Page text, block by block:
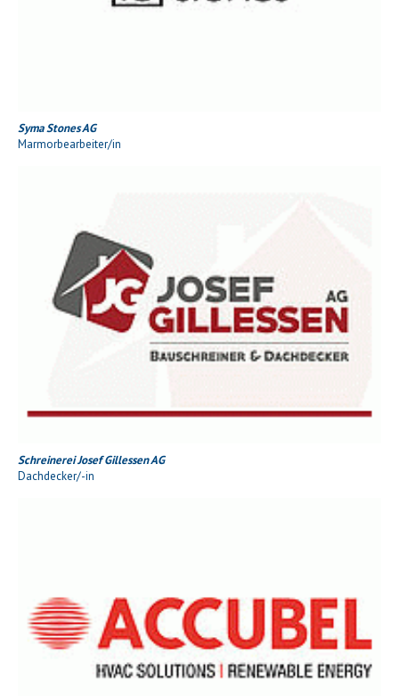
Syma Stones AG
Marmorbearbeiter/in
Schreinerei Josef Gillessen AG
Dachdecker/-in